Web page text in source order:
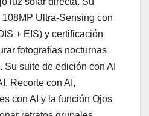
Ultra-Sensing con
+ EIS) y certificación
fotografías nocturnas
suite de edición con AI
Recorte con AI,
con AI y la función Ojos